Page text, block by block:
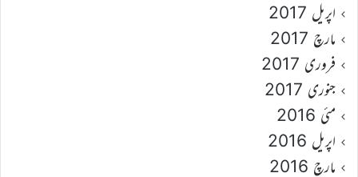
اپریل 2017
مارچ 2017
فروری 2017
جنوری 2017
مئی 2016
اپریل 2016
مارچ 2016